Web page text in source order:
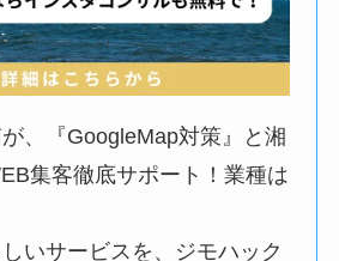
、『GoogleMap対策』と湘
集客徹底サポート！業種は
いサービスを、ジモハック